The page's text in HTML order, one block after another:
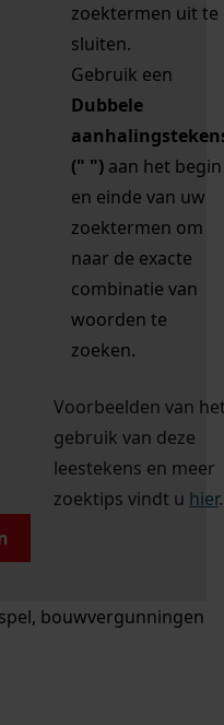
zoektermen uit te
sluiten.
Gebruik een
Dubbele
(" ") aan het begin
en einde van uw
zoektermen om
naar de exacte
combinatie van
woorden te
zoeken.
Voorbeelden van
gebruik van deze
leestekens en meer
zoektips vindt u hier.
bouwvergunningen